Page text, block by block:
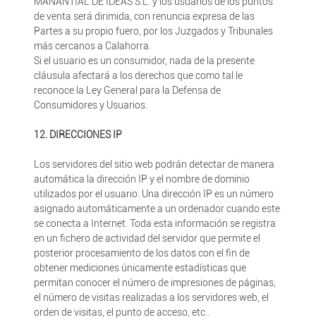
de venta será dirimida, con renuncia expresa de las
Partes a su propio fuero, por los Juzgados y Tribunales
más cercanos a Calahorra.
Si el usuario es un consumidor, nada de la presente
cláusula afectará a los derechos que como tal le
reconoce la Ley General para la Defensa de
Consumidores y Usuarios.
12. DIRECCIONES IP
Los servidores del sitio web podrán detectar de manera
automática la dirección IP y el nombre de dominio
utilizados por el usuario. Una dirección IP es un número
asignado automáticamente a un ordenador cuando este
se conecta a Internet. Toda esta información se registra
en un fichero de actividad del servidor que permite el
posterior procesamiento de los datos con el fin de
obtener mediciones únicamente estadísticas que
permitan conocer el número de impresiones de páginas,
el número de visitas realizadas a los servidores web, el
orden de visitas, el punto de acceso, etc..